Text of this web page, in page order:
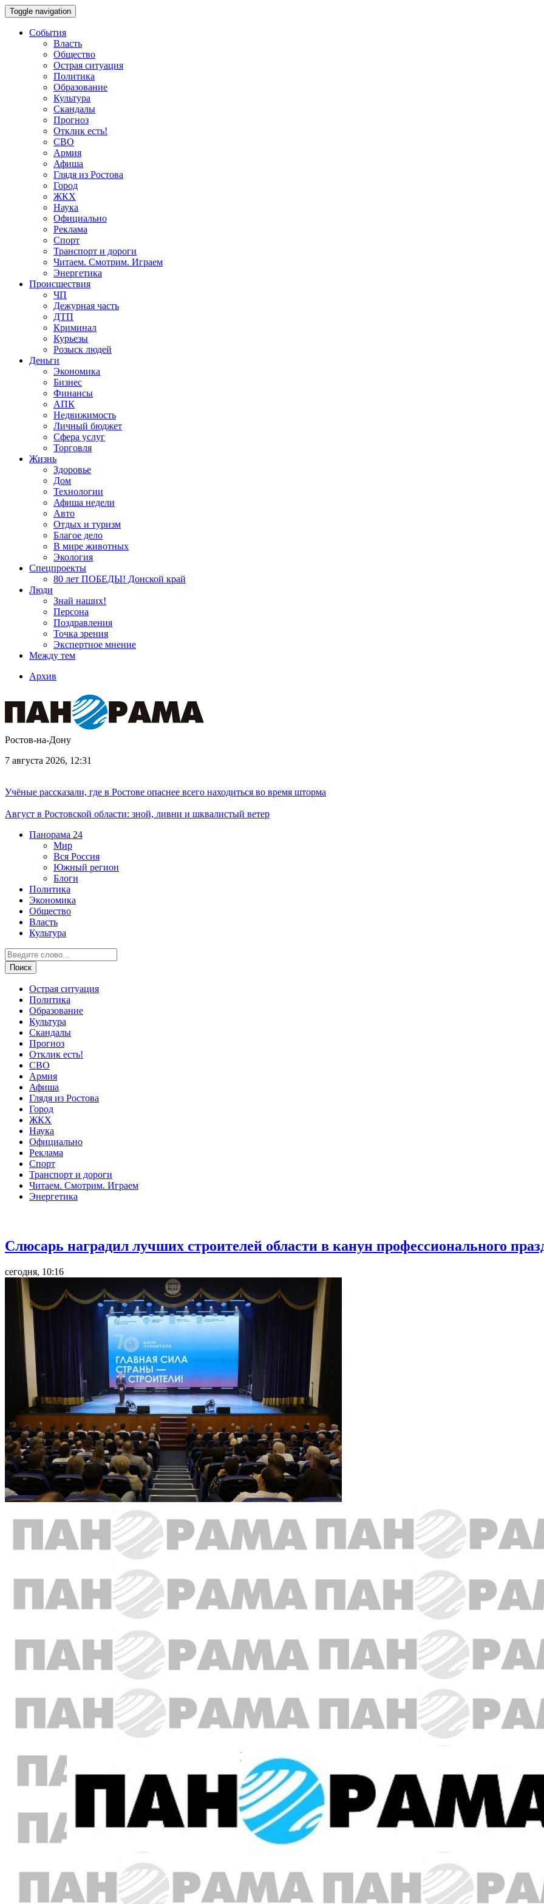
Toggle navigation
События
Власть
Общество
Острая ситуация
Политика
Образование
Культура
Скандалы
Прогноз
Отклик есть!
СВО
Армия
Афиша
Глядя из Ростова
Город
ЖКХ
Наука
Официально
Реклама
Спорт
Транспорт и дороги
Читаем. Смотрим. Играем
Энергетика
Происшествия
ЧП
Дежурная часть
ДТП
Криминал
Курьезы
Розыск людей
Деньги
Экономика
Бизнес
Финансы
АПК
Недвижимость
Личный бюджет
Сфера услуг
Торговля
Жизнь
Здоровье
Дом
Технологии
Афиша недели
Авто
Отдых и туризм
Благое дело
В мире животных
Экология
Спецпроекты
80 лет ПОБЕДЫ! Донской край
Люди
Знай наших!
Персона
Поздравления
Точка зрения
Экспертное мнение
Между тем
Архив
Ростов-на-Дону
7 августа 2026, 12:31
Учёные рассказали, где в Ростове опаснее всего находиться во время шторма
Август в Ростовской области: зной, ливни и шквалистый ветер
Панорама 24
Мир
Вся Россия
Южный регион
Блоги
Политика
Экономика
Общество
Власть
Культура
Острая ситуация
Политика
Образование
Культура
Скандалы
Прогноз
Отклик есть!
СВО
Армия
Афиша
Глядя из Ростова
Город
ЖКХ
Наука
Официально
Реклама
Спорт
Транспорт и дороги
Читаем. Смотрим. Играем
Энергетика
Слюсарь наградил лучших строителей области в канун профессионального
сегодня, 10:16